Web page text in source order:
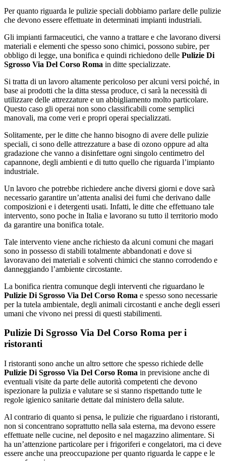
Per quanto riguarda le pulizie speciali dobbiamo parlare delle pulizie
che devono essere effettuate in determinati impianti industriali.
Gli impianti farmaceutici, che vanno a trattare e che lavorano diversi
materiali e elementi che spesso sono chimici, possono subire, per
obbligo di legge, una bonifica e quindi richiedono delle Pulizie Di
Sgrosso Via Del Corso Roma in ditte specializzate.
Si tratta di un lavoro altamente pericoloso per alcuni versi poiché, in
base ai prodotti che la ditta stessa produce, ci sarà la necessità di
utilizzare delle attrezzature e un abbigliamento molto particolare.
Questo caso gli operai non sono classificabili come semplici
manovali, ma come veri e propri operai specializzati.
Solitamente, per le ditte che hanno bisogno di avere delle pulizie
speciali, ci sono delle attrezzature a base di ozono oppure ad alta
gradazione che vanno a disinfettare ogni singolo centimetro del
capannone, degli ambienti e di tutto quello che riguarda l’impianto
industriale.
Un lavoro che potrebbe richiedere anche diversi giorni e dove sarà
necessario garantire un’attenta analisi dei fumi che derivano dalle
composizioni e i detergenti usati. Infatti, le ditte che effettuano tale
intervento, sono poche in Italia e lavorano su tutto il territorio modo
da garantire una bonifica totale.
Tale intervento viene anche richiesto da alcuni comuni che magari
sono in possesso di stabili totalmente abbandonati e dove si
lavoravano dei materiali e solventi chimici che stanno corrodendo e
danneggiando l’ambiente circostante.
La bonifica rientra comunque degli interventi che riguardano le
Pulizie Di Sgrosso Via Del Corso Roma e spesso sono necessarie
per la tutela ambientale, degli animali circostanti e anche degli esseri
umani che vivono nei pressi di questi stabilimenti.
Pulizie Di Sgrosso Via Del Corso Roma per i
ristoranti
I ristoranti sono anche un altro settore che spesso richiede delle
Pulizie Di Sgrosso Via Del Corso Roma in previsione anche di
eventuali visite da parte delle autorità competenti che devono
ispezionare la pulizia e valutare se si stanno rispettando tutte le
regole igienico sanitarie dettate dal ministero della salute.
Al contrario di quanto si pensa, le pulizie che riguardano i ristoranti,
non si concentrano soprattutto nella sala esterna, ma devono essere
effettuate nelle cucine, nel deposito e nel magazzino alimentare. Si
ha un’attenzione particolare per i frigoriferi e congelatori, ma ci deve
essere anche una preoccupazione per quanto riguarda le cappe e le